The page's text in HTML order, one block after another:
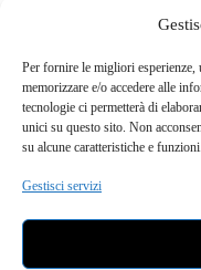
Per fornire le migliori
memorizzare e/o accedere alle
tecnologie ci permetterà di
unici su questo sito. Non
su alcune caratteristiche e funzioni.
Gestisci servizi
Risparmio
Incentivi fiscali:
per l’installazione di
Valore della
aumentare il
CLICCA QUI